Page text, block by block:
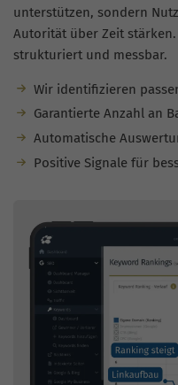
unterstützen, sondern
Autorität über Zeit
strukturiert und messbar.
Wir identifizieren
Garantierte Anzahl an
Automatische
Positive Signale für